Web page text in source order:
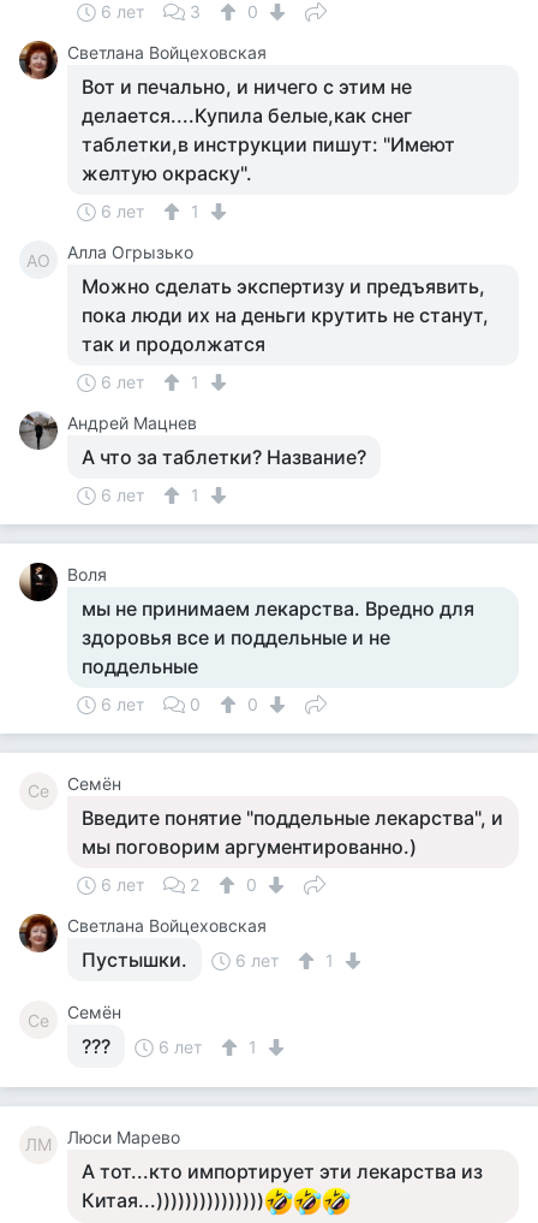
6 лет 3
0
Светлана Войцеховская
Вот и печально, и ничего с этим не
делается....Купила белые,как снег
таблетки,в инструкции пишут: "Имеют
желтую окраску".
6 лет 1
АО Алла Огрызько
Можно сделать экспертизу и предъявить,
пока люди их на деньги крутить не станут,
так и продолжатся
6 лет
1
Андрей Мацнев
А что за таблетки? Название?
6 лет 1
Воля
мы не принимаем лекарства. Вредно для
здоровья все и поддельные и не
поддельные
6 лет 0 0
Се Семён
Введите понятие "поддельные лекарства", и
мы поговорим аргументированно.)
6 лет 2
0
Светлана Войцеховская
Пустышки. 6 лет 1
Се Семён
??? 6 лет 1
ЛМ Люси Марево
А тот...кто импортирует эти лекарства из
Китая...)))))))))))))))